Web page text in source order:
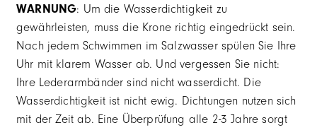
WARNUNG: Um die Wasserdichtigkeit zu
gewährleisten, muss die Krone richtig eingedrückt sein.
Nach jedem Schwimmen im Salzwasser spülen Sie Ihre
Uhr mit klarem Wasser ab. Und vergessen Sie nicht:
Ihre Lederarmbänder sind nicht wasserdicht. Die
Wasserdichtigkeit ist nicht ewig. Dichtungen nutzen sich
mit der Zeit ab. Eine Überprüfung alle 2-3 Jahre sorgt